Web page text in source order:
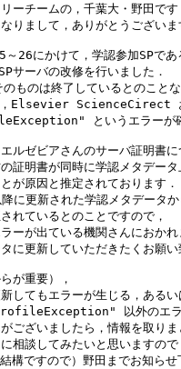
ーチームの，千葉大・野田です
りまして，ありがとうございま
26にかけて，学認参加SPで
ーバの改修を行いました．
のものは終了しているとのことな
，Elsevier ScienceCirect
というエラーが確
ルゼビアさんのサーバ証明書に
証明書が同時に学認メタデータ
が原因と推定されております．
に更新された学認メタデータか
れているとのことですので，
ーが出ている機関さんにおかれ
に更新していただきたくお願い
が重要），
してもエラーが生じる，あるい
以外のエラ
ございましたら，情報を取りま
相談してみたいと思いますので
ですので）野田までお知らせ